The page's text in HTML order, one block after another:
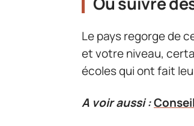
Le pays regorge de
et votre niveau,
écoles qui ont fait
A voir aussi :